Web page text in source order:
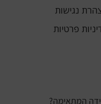
נגישות
פרטיות
המתאימה?